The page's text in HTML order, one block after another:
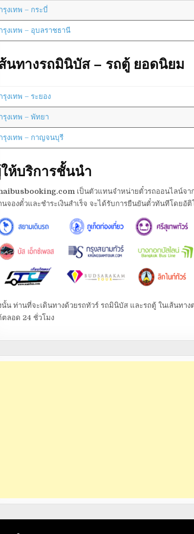
รุงเทพ – กระบี่
รุงเทพ – อุบลราชธานี
นทางรถมินิบัส – รถตู้ ยอดนิยม
รุงเทพ – ระยอง
รุงเทพ – พัทยา
รุงเทพ – กาญจนบุรี
ห้บริการชั้นนำ
เป็นตัวแทนจำหน่ายตั๋วรถออนไลน์จา
นจองตั๋วและชำระเงินสำเร็จ จะได้รับการยืนยันตั๋วทันทีโดยอั
นั้น ท่านที่จะเดินทางด้วยรถทัวร์ รถมินิบัส และรถตู้ ในเส้นทา
ตลอด 24 ชั่วโมง